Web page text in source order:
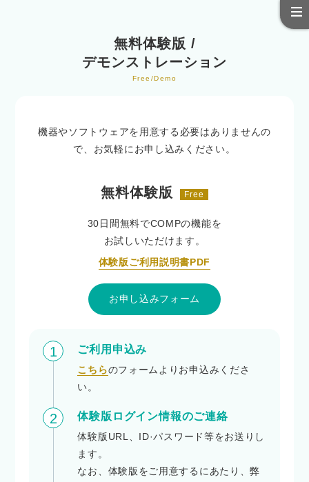
無料体験版 /
デモンストレーション
Free/Demo
機器やソフトウェアを用意する必要はありませんの
で、お気軽にお申し込みください。
無料体験版 Free
30日間無料でCOMPの機能を
お試しいただけます。
体験版ご利用説明書PDF
お申し込みフォーム
1 ご利用申込み
こちらのフォームよりお申込みくださ
い。
2 体験版ログイン情報のご連絡
体験版URL、ID·パスワード等をお送りし
ます。
なお、体験版をご用意するにあたり、弊